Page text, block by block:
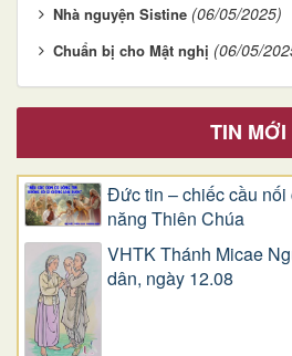
Nhà nguyện Sistine (06/05/2025)
Chuẩn bị cho Mật nghị (06/05/
TIN MỚI
Đức tin – chiếc cầu
năng Thiên Chúa
VHTK Thánh Micae
dân, ngày 12.08